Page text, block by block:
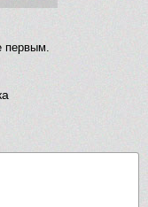
первым.